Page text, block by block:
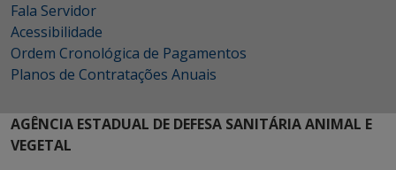
Fala Servidor
Acessibilidade
Ordem Cronológica de Pagamentos
Planos de Contratações Anuais
AGÊNCIA ESTADUAL DE DEFESA SANITÁRIA ANIMAL E
VEGETAL